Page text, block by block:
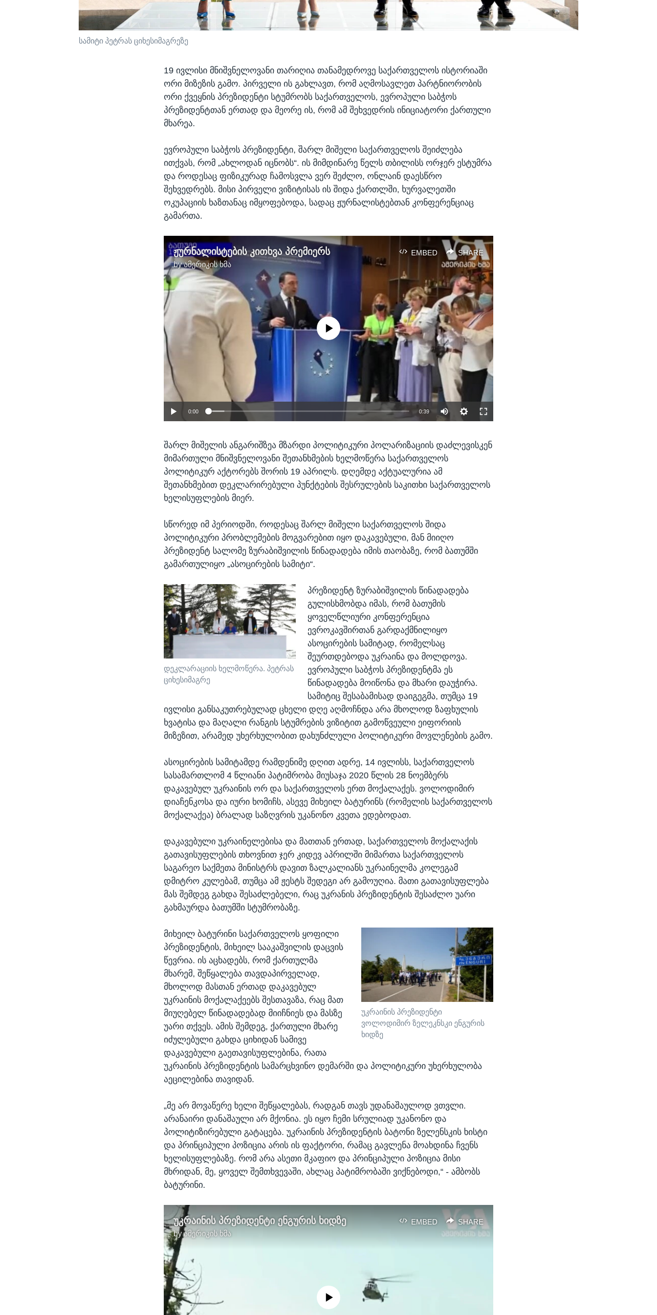
სამიტი პეტრას ციხესიმაგრეზე
19 ივლისი მნიშვნელოვანი თარიღია თანამედროვე საქართველოს ისტორიაში
ორი მიზეზის გამო. პირველი ის გახლავთ, რომ აღმოსავლეთ პარტნიორობის
ორი ქვეყნის პრეზიდენტი სტუმრობს საქართველოს, ევროპული საბჭოს
პრეზიდენტთან ერთად და მეორე ის, რომ ამ შეხვედრის ინიციატორი ქართული
მხარეა.
ევროპული საბჭოს პრეზიდენტი, შარლ მიშელი საქართველოს შეიძლება
ითქვას, რომ „ახლოდან იცნობს“. ის მიმდინარე წელს თბილისს ორჯერ ესტუმრა
და როდესაც ფიზიკურად ჩამოსვლა ვერ შეძლო, ონლაინ დაესწრო
შეხვედრებს. მისი პირველი ვიზიტისას ის შიდა ქართლში, ხურვალეთში
ოკუპაციის ხაზთანაც იმყოფებოდა, სადაც ჟურნალისტებთან კონფერენციაც
გამართა.
EMBED SHARE
ჟურნალისტების კითხვა პრემიერს
byამერიკის ხმა
No media source currently available
0:00 0:39
შარლ მიშელის ანგარიშზეა მზარდი პოლიტიკური პოლარიზაციის დაძლევისკენ
მიმართული მნიშვნელოვანი შეთანხმების ხელმოწერა საქართველოს
პოლიტიკურ აქტორებს შორის 19 აპრილს. დღემდე აქტუალურია ამ
შეთანხმებით დეკლარირებული პუნქტების შესრულების საკითხი საქართველოს
ხელისუფლების მიერ.
სწორედ იმ პერიოდში, როდესაც შარლ მიშელი საქართველოს შიდა
პოლიტიკური პრობლემების მოგვარებით იყო დაკავებული, მან მიიღო
პრეზიდენტ სალომე ზურაბიშვილის წინადადება იმის თაობაზე, რომ ბათუმში
გამართულიყო „ასოცირების სამიტი“.
დეკლარაციის ხელმოწერა. პეტრას
ციხესიმაგრე
პრეზიდენტ ზურაბიშვილის წინადადება
გულისხმობდა იმას, რომ ბათუმის
ყოველწლიური კონფერენცია
ევროკავშირთან გარდაქმნილიყო
ასოცირების სამიტად, რომელსაც
შეურთდებოდა უკრაინა და მოლდოვა.
ევროპული საბჭოს პრეზიდენტმა ეს
წინადადება მოიწონა და მხარი დაუჭირა.
სამიტიც შესაბამისად დაიგეგმა, თუმცა 19
ივლისი განსაკუთრებულად ცხელი დღე აღმოჩნდა არა მხოლოდ ზაფხულის
ხვატისა და მაღალი რანგის სტუმრების ვიზიტით გამოწვეული ეიფორიის
მიზეზით, არამედ უხერხულობით დახუნძლული პოლიტიკური მოვლენების გამო.
ასოცირების სამიტამდე რამდენიმე დღით ადრე, 14 ივლისს, საქართველოს
სასამართლომ 4 წლიანი პატიმრობა მიუსაჯა 2020 წლის 28 ნოემბერს
დაკავებულ უკრაინის ორ და საქართველოს ერთ მოქალაქეს. ვოლოდიმირ
დიაჩენკოსა და იური ხომიჩს, ასევე მიხეილ ბატურინს (რომელის საქართველოს
მოქალაქეა) ბრალად საზღვრის უკანონო კვეთა ედებოდათ.
დაკავებული უკრაინელებისა და მათთან ერთად, საქართველოს მოქალაქის
გათავისუფლების თხოვნით ჯერ კიდევ აპრილში მიმართა საქართველოს
საგარეო საქმეთა მინისტრს დავით ზალკალიანს უკრაინელმა კოლეგამ
დმიტრო კულებამ, თუმცა ამ ჟესტს შედეგი არ გამოუღია. მათი გათავისუფლება
მას შემდეგ გახდა შესაძლებელი, რაც უკრანის პრეზიდენტის შესაძლო უარი
გახმაურდა ბათუმში სტუმრობაზე.
უკრაინის პრეზიდენტი
ვოლოდიმირ ზელეკნსკი ენგურის
ხიდზე
მიხეილ ბატურინი საქართველოს ყოფილი
პრეზიდენტის, მიხეილ სააკაშვილის დაცვის
წევრია. ის აცხადებს, რომ ქართულმა
მხარემ, შეწყალება თავდაპირველად,
მხოლოდ მასთან ერთად დაკავებულ
უკრაინის მოქალაქეებს შესთავაზა, რაც მათ
მიუღებელ წინადადებად მიიჩნიეს და მასზე
უარი თქვეს. ამის შემდეგ, ქართული მხარე
იძულებული გახდა ციხიდან სამივე
დაკავებული გაეთავისუფლებინა, რათა
უკრაინის პრეზიდენტის სამარცხვინო დემარში და პოლიტიკური უხერხულობა
აეცილებინა თავიდან.
„მე არ მოვაწერე ხელი შეწყალებას, რადგან თავს უდანაშაულოდ ვთვლი.
არანაირი დანაშაული არ მქონია. ეს იყო ჩემი სრულიად უკანონო და
პოლიტიზირებული გატაცება. უკრაინის პრეზიდენტის ბატონი ზელენსკის ხისტი
და პრინციპული პოზიცია არის ის ფაქტორი, რამაც გავლენა მოახდინა ჩვენს
ხელისუფლებაზე. რომ არა ასეთი მკაფიო და პრინციპული პოზიცია მისი
მხრიდან, მე, ყოველ შემთხვევაში, ახლაც პატიმრობაში ვიქნებოდი,“ - ამბობს
ბატურინი.
EMBED SHARE
უკრაინის პრეზიდენტი ენგურის ხიდზე
byამერიკის ხმა
No media source currently available